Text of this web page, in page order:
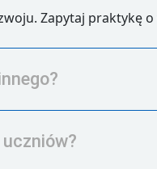
Zapytaj praktykę o